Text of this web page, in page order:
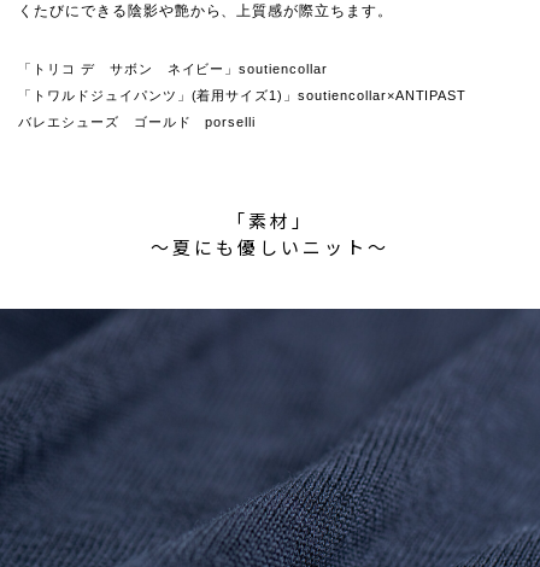
くたびにできる陰影や艶から、上質感が際立ちます。
「トリコ デ サボン ネイビー」soutiencollar
「トワルドジュイパンツ」(着用サイズ1)」soutiencollar×ANTIPAST
バレエシューズ ゴールド porselli
「素材」
〜夏にも優しいニット〜